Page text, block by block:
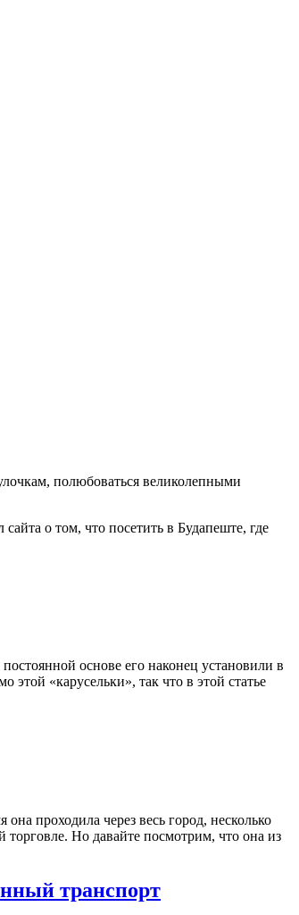
полюбоваться великолепными
о том, что посетить в Будапеште, где
основе его наконец установили в
этой «карусельки», так что в этой статье
проходила через весь город, несколько
торговле. Но давайте посмотрим, что она из
транспорт